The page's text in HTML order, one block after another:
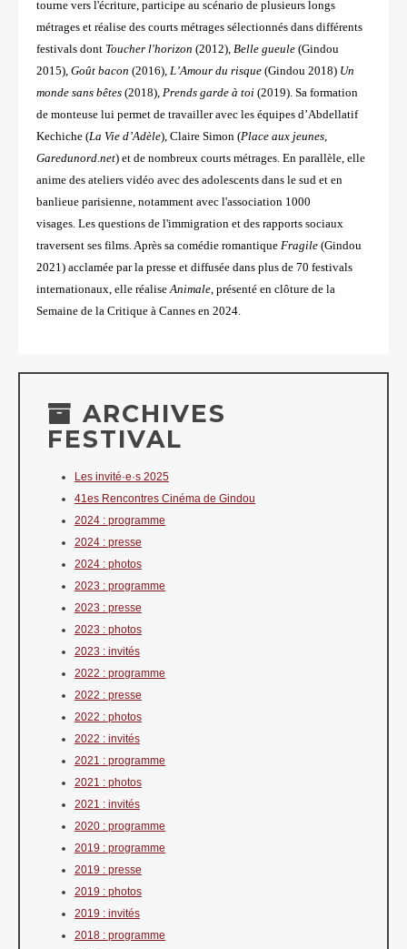
tourne vers l'écriture, participe au scénario de plusieurs longs
métrages et réalise des courts métrages sélectionnés dans différents
festivals dont Toucher l'horizon (2012), Belle gueule (Gindou
2015), Goût bacon (2016), L’Amour du risque (Gindou 2018) Un
monde sans bêtes (2018), Prends garde à toi (2019). Sa formation
de monteuse lui permet de travailler avec les équipes d’Abdellatif
Kechiche (La Vie d’Adèle), Claire Simon (Place aux jeunes
Garedunord.net) et de nombreux courts métrages. En parallèle, elle
anime des ateliers vidéo avec des adolescents dans le sud et en
banlieue parisienne, notamment avec l'association 1000
visages. Les questions de l'immigration et des rapports sociaux
traversent ses films. Après sa comédie romantique Fragile (Gindou
2021) acclamée par la presse et diffusée dans plus de 70 festivals
internationaux, elle réalise Animale , présenté en clôture de la
Semaine de la Critique à Cannes en 2024.
ARCHIVES
FESTIVAL
Les invité·e·s 2025
41es Rencontres Cinéma de Gindou
2024 : programme
2024 : presse
2024 : photos
2023 : programme
2023 : presse
2023 : photos
2023 : invités
2022 : programme
2022 : presse
2022 : photos
2022 : invités
2021 : programme
2021 : photos
2021 : invités
2020 : programme
2019 : programme
2019 : presse
2019 : photos
2019 : invités
2018 : programme